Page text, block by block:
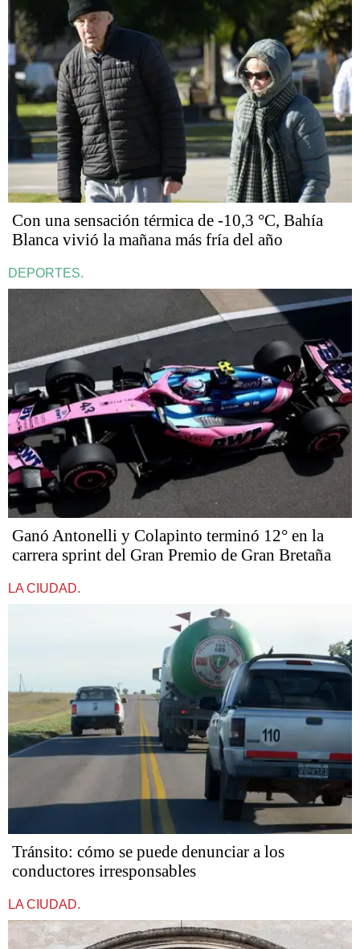
Con una sensación térmica de -10,3 °C, Bahía
Blanca vivió la mañana más fría del año
DEPORTES.
Ganó Antonelli y Colapinto terminó 12° en la
carrera sprint del Gran Premio de Gran Bretaña
LA CIUDAD.
Tránsito: cómo se puede denunciar a los
conductores irresponsables
LA CIUDAD.